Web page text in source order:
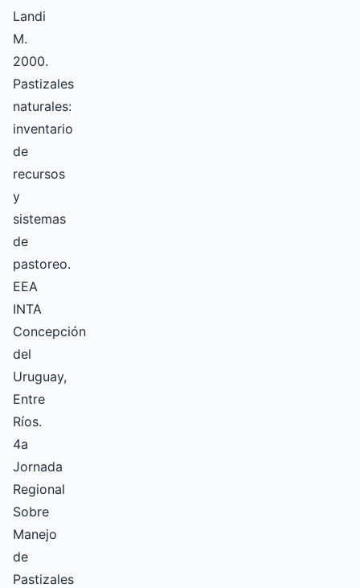
Landi
M.
2000.
Pastizales
naturales:
inventario
de
recursos
y
sistemas
de
pastoreo.
EEA
INTA
Concepción
del
Uruguay,
Entre
Ríos.
4a
Jornada
Regional
Sobre
Manejo
de
Pastizales